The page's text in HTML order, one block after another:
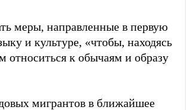
меры, направленные в первую
и культуре, «чтобы, находясь
относиться к обычаям и образу
мигрантов в ближайшее